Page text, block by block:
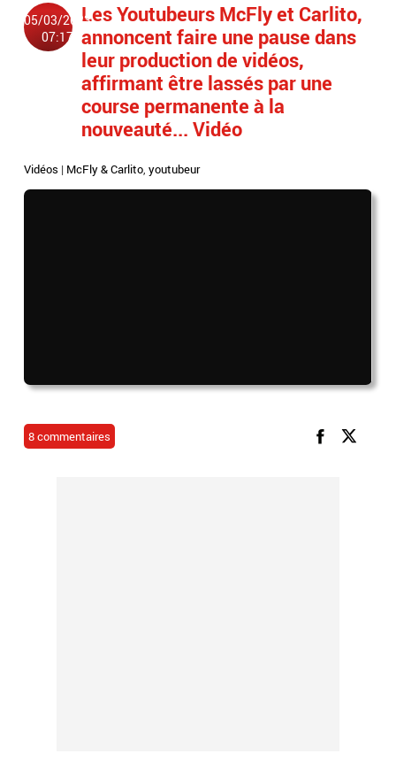
05/03/2023
07:17
Les Youtubeurs McFly et Carlito,
annoncent faire une pause dans
leur production de vidéos,
affirmant être lassés par une
course permanente à la
nouveauté... Vidéo
Vidéos | McFly & Carlito,youtubeur
8 commentaires